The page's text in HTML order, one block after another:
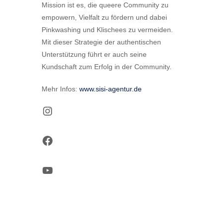
Mission ist es, die queere Community zu
empowern, Vielfalt zu fördern und dabei
Pinkwashing und Klischees zu vermeiden.
Mit dieser Strategie der authentischen
Unterstützung führt er auch seine
Kundschaft zum Erfolg in der Community.
Mehr Infos: www.sisi-agentur.de